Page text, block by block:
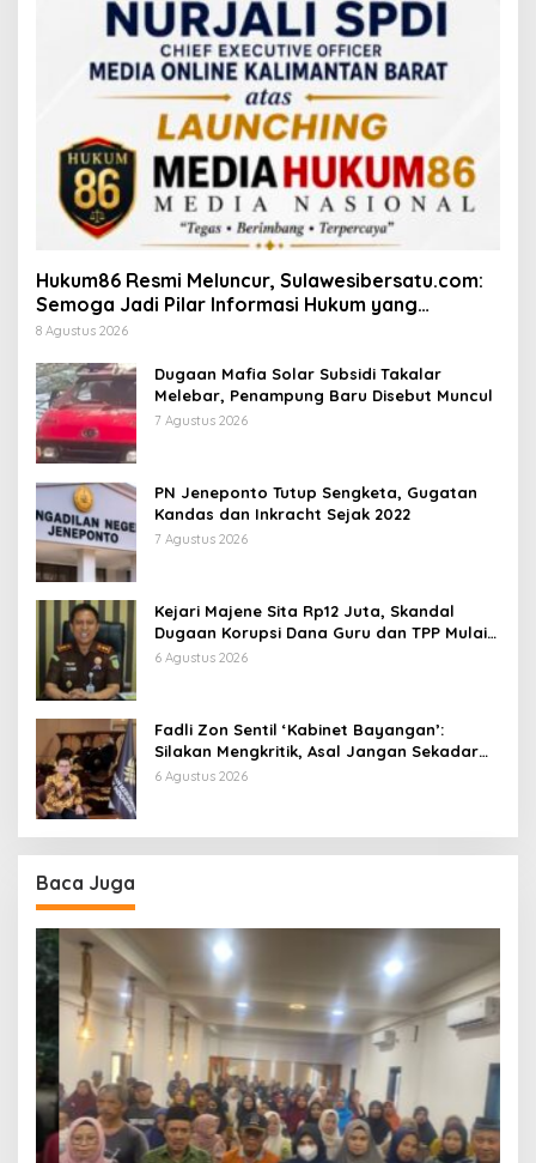
Hukum86 Resmi Meluncur, Sulawesibersatu.com:
Semoga Jadi Pilar Informasi Hukum yang
Berintegritas
8 Agustus 2026
Dugaan Mafia Solar Subsidi Takalar
Melebar, Penampung Baru Disebut Muncul
7 Agustus 2026
PN Jeneponto Tutup Sengketa, Gugatan
Kandas dan Inkracht Sejak 2022
7 Agustus 2026
Kejari Majene Sita Rp12 Juta, Skandal
Dugaan Korupsi Dana Guru dan TPP Mulai
Terkuak
6 Agustus 2026
Fadli Zon Sentil ‘Kabinet Bayangan’:
Silakan Mengkritik, Asal Jangan Sekadar
Bayangan
6 Agustus 2026
Baca Juga